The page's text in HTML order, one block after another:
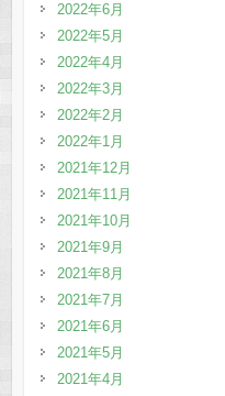
2022年6月
2022年5月
2022年4月
2022年3月
2022年2月
2022年1月
2021年12月
2021年11月
2021年10月
2021年9月
2021年8月
2021年7月
2021年6月
2021年5月
2021年4月